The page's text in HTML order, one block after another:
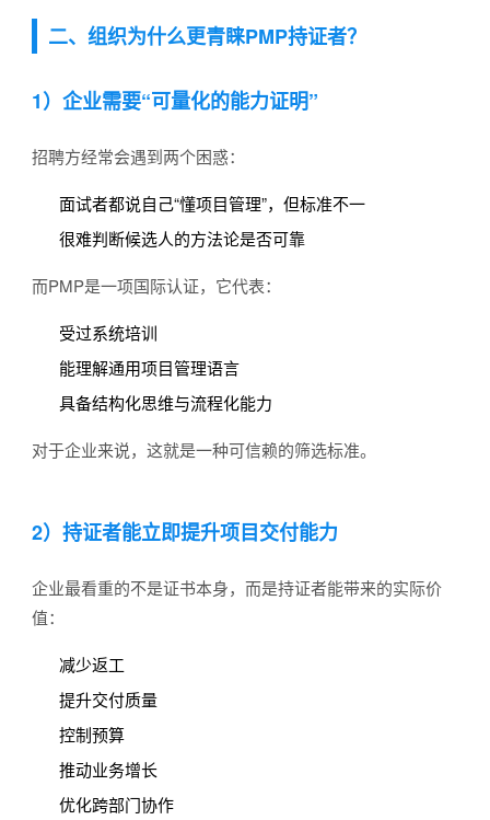
二、组织为什么更青睐PMP持证者？
1）企业需要“可量化的能力证明”
招聘方经常会遇到两个困惑：
面试者都说自己“懂项目管理”，但标准不一
很难判断候选人的方法论是否可靠
而PMP是一项国际认证，它代表：
受过系统培训
能理解通用项目管理语言
具备结构化思维与流程化能力
对于企业来说，这就是一种可信赖的筛选标准。
2）持证者能立即提升项目交付能力
企业最看重的不是证书本身，而是持证者能带来的实际价
值：
减少返工
提升交付质量
控制预算
推动业务增长
优化跨部门协作